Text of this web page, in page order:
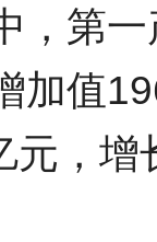
，第
加值
元，